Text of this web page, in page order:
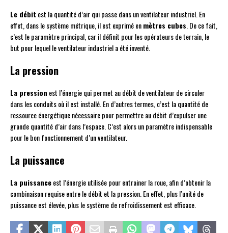
Le débit est la quantité d’air qui passe dans un ventilateur industriel. En
effet, dans le système métrique, il est exprimé enmètres cubes . De ce fait,
c’est le paramètre principal, car il définit pour les opérateurs de terrain, le
but pour lequel le ventilateur industriel a été inventé.
La pression
La pression est l’énergie qui permet au débit de ventilateur de circuler
dans les conduits où il est installé. En d’autres termes, c’est la quantité de
ressource énergétique nécessaire pour permettre au débit d’expulser une
grande quantité d’air dans l’espace. C’est alors un paramètre indispensable
pour le bon fonctionnement d’un ventilateur.
La puissance
La puissanceest l’énergie utilisée pour entrainer la roue, afin d’obtenir la
combinaison requise entre le débit et la pression. En effet, plus l’unité de
puissance est élevée, plus le système de refroidissement est efficace.